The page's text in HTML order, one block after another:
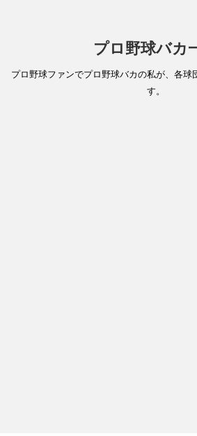
プロ野球バカ
プロ野球ファンでプロ野球バカの私が、各球
す。